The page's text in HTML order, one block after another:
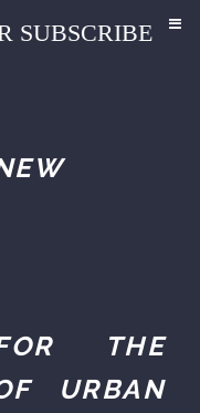
SUBSCRIBE
THE
URBAN